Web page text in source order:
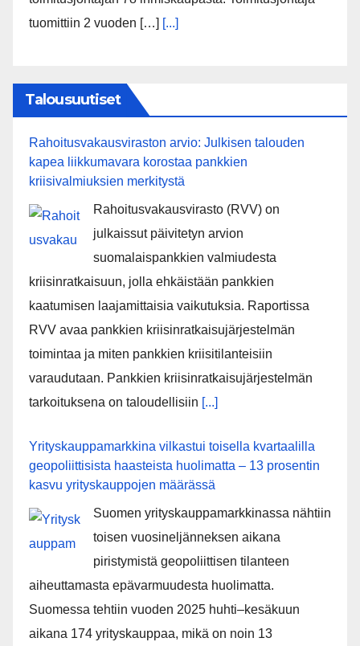
tuomittiin 2 vuoden […] [...]
Talousuutiset
Rahoitusvakausviraston arvio: Julkisen talouden
kapea liikkumavara korostaa pankkien
kriisivalmiuksien merkitystä
Rahoitusvakausvirasto (RVV) on
julkaissut päivitetyn arvion
suomalaispankkien valmiudesta
kriisinratkaisuun, jolla ehkäistään pankkien
kaatumisen laajamittaisia vaikutuksia. Raportissa
RVV avaa pankkien kriisinratkaisujärjestelmän
toimintaa ja miten pankkien kriisitilanteisiin
varaudutaan. Pankkien kriisinratkaisujärjestelmän
tarkoituksena on taloudellisiin [...]
Yrityskauppamarkkina vilkastui toisella kvartaalilla
geopoliittisista haasteista huolimatta – 13 prosentin
kasvu yrityskauppojen määrässä
Suomen yrityskauppamarkkinassa nähtiin
toisen vuosineljänneksen aikana
piristymistä geopoliittisen tilanteen
aiheuttamasta epävarmuudesta huolimatta.
Suomessa tehtiin vuoden 2025 huhti–kesäkuun
aikana 174 yrityskauppaa, mikä on noin 13